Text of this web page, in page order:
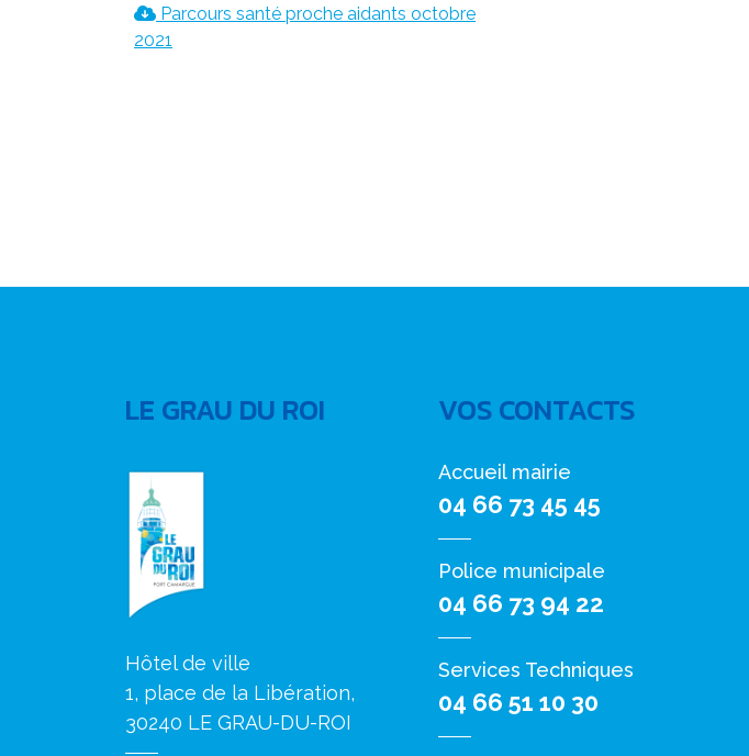
Parcours santé proche aidants octobre
2021
LE GRAU DU ROI
Hôtel de ville
1, place de la Libération,
30240 LE GRAU-DU-ROI
VOS CONTACTS
Accueil mairie
04 66 73 45 45
Police municipale
04 66 73 94 22
Services Techniques
04 66 51 10 30